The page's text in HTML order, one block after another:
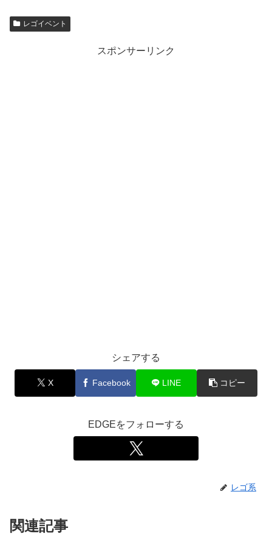
レゴイベント
スポンサーリンク
シェアする
X Facebook LINE コピー
EDGEをフォローする
レゴ系
関連記事